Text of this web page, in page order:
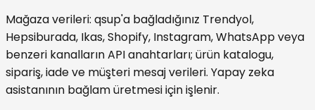
Mağaza verileri: qsup'a bağladığınız Trendyol,
Hepsiburada, Ikas, Shopify, Instagram, WhatsApp veya
benzeri kanalların API anahtarları; ürün katalogu,
sipariş, iade ve müşteri mesaj verileri. Yapay zeka
asistanının bağlam üretmesi için işlenir.